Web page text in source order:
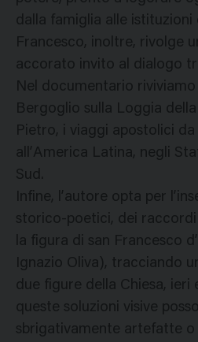
dalla famiglia alle istituzioni
Francesco, inoltre, rivolge
accorato invito al dialogo
Nel documentario
Bergoglio sulla Loggia
Pietro, i viaggi apostolici da
all’America Latina, negli
Sud.
Infine, l’autore opta per
storico-poetici, dei
la figura di san Francesco
Ignazio Oliva), tracciando
due figure della Chiesa, ieri
queste soluzioni visive
sbrigativamente artefatte o